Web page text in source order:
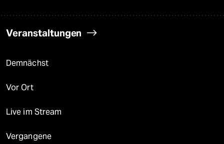
Veranstaltungen
Demnächst
Vor Ort
Live im Stream
Vergangene